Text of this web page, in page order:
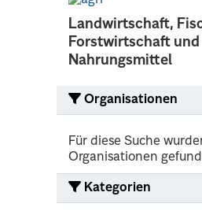
Landwirtschaft,
Forstwirtschaft und
Nahrungsmittel
Organisationen
Für diese Suche
Organisationen
Kategorien